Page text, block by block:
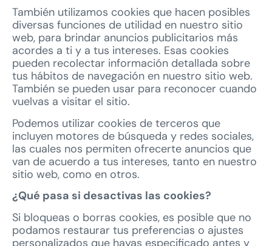
También utilizamos cookies que hacen posibles
diversas funciones de utilidad en nuestro sitio
web, para brindar anuncios publicitarios más
acordes a ti y a tus intereses. Esas cookies
pueden recolectar información detallada sobre
tus hábitos de navegación en nuestro sitio web.
También se pueden usar para reconocer cuando
vuelvas a visitar el sitio.
Podemos utilizar cookies de terceros que
incluyen motores de búsqueda y redes sociales,
las cuales nos permiten ofrecerte anuncios que
van de acuerdo a tus intereses, tanto en nuestro
sitio web, como en otros.
¿Qué pasa si desactivas las cookies?
Si bloqueas o borras cookies, es posible que no
podamos restaurar tus preferencias o ajustes
personalizados que hayas especificado antes y